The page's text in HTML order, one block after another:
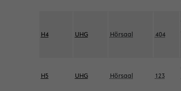
H4 UHG Hörsaal 404
H5 UHG Hörsaal 123